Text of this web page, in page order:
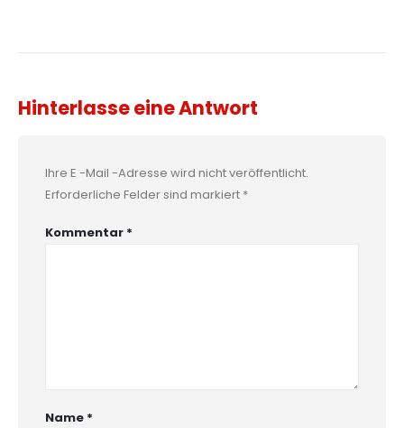
Hinterlasse eine Antwort
Ihre E -Mail -Adresse wird nicht veröffentlicht.
Erforderliche Felder sind markiert *
Kommentar *
Name *